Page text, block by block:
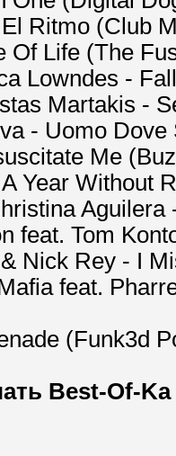
Ritmo (Club
Of Life (The
Lowndes -
Martakis -
- Uomo
Me
Year Without
feat. Tom
Nick Rey - I
feat.
(Funk3d
Best-Of-